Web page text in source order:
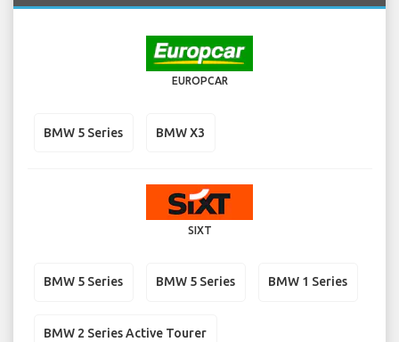
EUROPCAR
BMW 5 Series BMW X3
SIXT
BMW 5 Series BMW 5 Series BMW 1 Series
BMW 2 Series Active Tourer